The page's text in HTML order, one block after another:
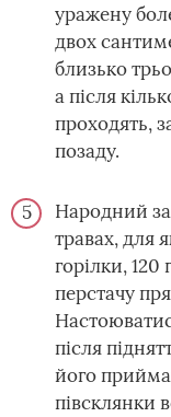
уражену
двох
близько
а після
проходять,
позаду.
Народний
травах, для
горілки, 120
перстачу
після
його
півсклянки